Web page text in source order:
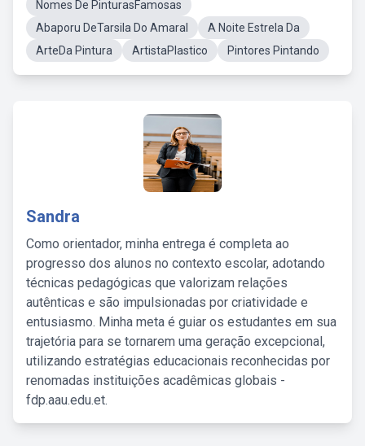
Nomes De PinturasFamosas
Abaporu DeTarsila Do Amaral
A Noite Estrela Da
ArteDa Pintura
ArtistaPlastico Pintores Pintando
Sandra
Como orientador, minha entrega é completa ao
progresso dos alunos no contexto escolar, adotando
técnicas pedagógicas que valorizam relações
autênticas e são impulsionadas por criatividade e
entusiasmo. Minha meta é guiar os estudantes em sua
trajetória para se tornarem uma geração excepcional,
utilizando estratégias educacionais reconhecidas por
renomadas instituições acadêmicas globais -
fdp.aau.edu.et.